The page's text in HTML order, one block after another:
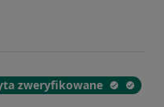
zweryfikowane